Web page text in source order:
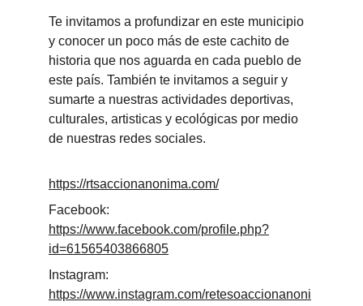
Te invitamos a profundizar en este municipio
y conocer un poco más de este cachito de
historia que nos aguarda en cada pueblo de
este país. También te invitamos a seguir y
sumarte a nuestras actividades deportivas,
culturales, artisticas y ecológicas por medio
de nuestras redes sociales.
https://rtsaccionanonima.com/
Facebook:
https://www.facebook.com/profile.php?
id=61565403866805
Instagram:
https://www.instagram.com/retesoaccionanoni